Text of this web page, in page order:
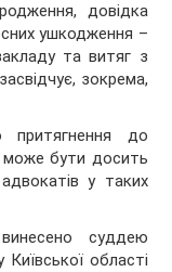
довідка
ушкодження –
та витяг з
зокрема,
притягнення до
може бути досить
у таких
суддею
області